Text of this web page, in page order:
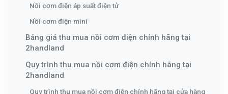
Nồi cơm điện áp suất điện tử
Nồi cơm điện mini
Bảng giá thu mua nồi cơm điện chính hãng tại
2handland
Quy trình thu mua nồi cơm điện chính hãng tại
2handland
Quy trình thu mua nồi cơm điện chính hãng tại cửa hàng